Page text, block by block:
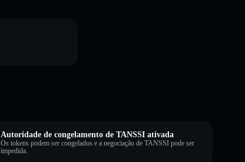
Autoridade de congelamento de TANSSI ativada
Os tokens podem ser congelados e a negociação de TANSSI pode ser
impedida.